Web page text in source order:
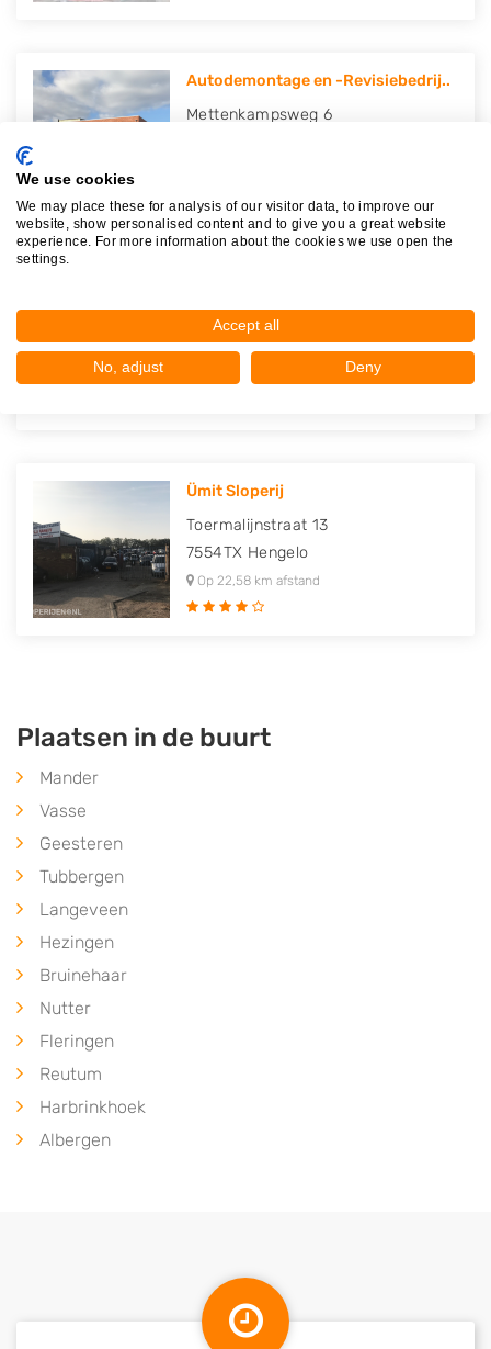
Autodemontage en -Revisiebedrij..
Mettenkampsweg 6
Toermalijnstraat 15
7554TX Hengelo
Ümit Sloperij
Toermalijnstraat 13
7554TX Hengelo
Op 22,58 km afstand
Plaatsen in de buurt
Mander
Vasse
Geesteren
Tubbergen
Langeveen
Hezingen
Bruinehaar
Nutter
Fleringen
Reutum
Harbrinkhoek
Albergen
We use cookies
We may place these for analysis of our visitor data, to improve our
website, show personalised content and to give you a great website
experience. For more information about the cookies we use open the
settings.
Accept all
No, adjust Deny